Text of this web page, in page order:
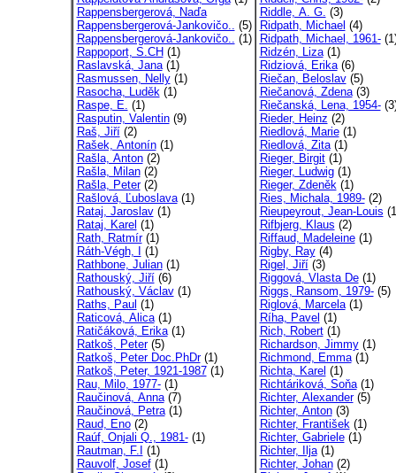
Rappensbergerová, Naďa
Rappensbergerová-Jankovičo.. (5)
Rappensbergerová-Jankovičo.. (1)
Rappoport, S.CH (1)
Raslavská, Jana(1)
Rasmussen, Nelly(1)
Rasocha, Luděk(1)
Raspe, E. (1)
Rasputin, Valentin(9)
Raš, Jiří(2)
Rašek, Antonín(1)
Rašla, Anton(2)
Rašla, Milan(2)
Rašla, Peter(2)
Rašlová, Ľuboslava(1)
Rataj, Jaroslav(1)
Rataj, Karel (1)
Rath, Ratmír(1)
Ráth-Végh, I
(1)
Rathbone, Julian(1)
Rathouský, Jiří(6)
Rathouský, Václav(1)
Raths, Paul (1)
Raticová, Alica(1)
Ratičáková, Erika(1)
Ratkoš, Peter(5)
Ratkoš, Peter Doc.PhDr(1)
Ratkoš, Peter, 1921-1987(1)
Rau, Milo, 1977-(1)
Raučinová, Anna(7)
Raučinová, Petra(1)
Raud, Eno(2)
Raúf, Onjali Q., 1981-(1)
Rautman, F.I (1)
Rauvolf, Josef(1)
Riddle, A. G. (3)
Ridpath, Michael (4)
Ridpath, Michael, 1961-
Ridzén, Liza(1)
Ridziová, Erika(6)
Riečan, Beloslav(5)
Riečanová, Zdena(3)
Riečanská, Lena, 1954-
Rieder, Heinz (2)
Riedlová, Marie(1)
Riedlová, Zita(1)
Rieger, Birgit(1)
Rieger, Ludwig(1)
Rieger, Zdeněk(1)
Ries, Michala, 1989-(2)
Rieupeyrout, Jean-Louis
Rifbjerg, Klaus (2)
Riffaud, Madeleine(1)
Rigby, Ray(4)
Rigel, Jiří(3)
Riggová, Vlasta De(1)
Riggs, Ransom, 1979-(5)
Riglová, Marcela(1)
Ríha, Pavel (1)
Rich, Robert(1)
Richardson, Jimmy(1)
Richmond, Emma(1)
Richta, Karel (1)
Richtáriková, Soňa(1)
Richter, Alexander(5)
Richter, Anton(3)
Richter, František(1)
Richter, Gabriele(1)
Richter, Ilja(1)
Richter, Johan(2)